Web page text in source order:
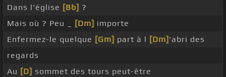
Dans l'église [Bb] ?
Mais où ? Peu _
[Dm] importe
Enfermez-le quelque [Gm] part à l [Dm] 'abri des
regards
Au [D] sommet des tours peut-être